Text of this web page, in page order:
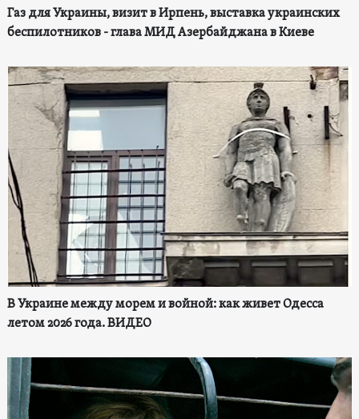
Газ для Украины, визит в Ирпень, выставка украинских
беспилотников - глава МИД Азербайджана в Киеве
В Украине между морем и войной: как живет Одесса
летом 2026 года. ВИДЕО